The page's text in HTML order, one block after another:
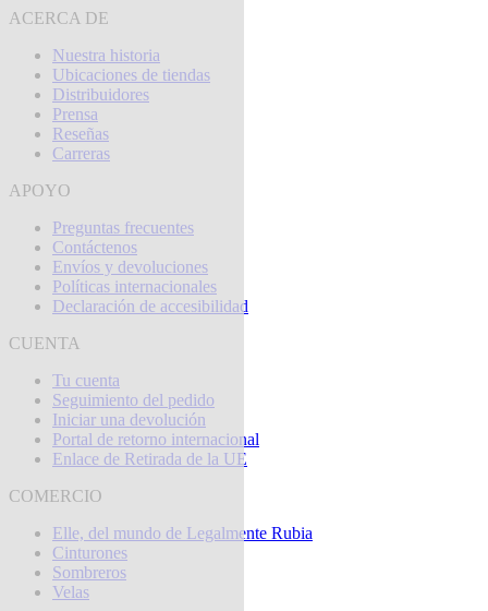
ACERCA DE
Nuestra historia
Ubicaciones de tiendas
Distribuidores
Prensa
Reseñas
Carreras
APOYO
Preguntas frecuentes
Contáctenos
Envíos y devoluciones
Políticas internacionales
Declaración de accesibilidad
CUENTA
Tu cuenta
Seguimiento del pedido
Iniciar una devolución
Portal de retorno internacional
Enlace de Retirada de la UE
COMERCIO
Elle, del mundo de Legalmente Rubia
Cinturones
Sombreros
Velas